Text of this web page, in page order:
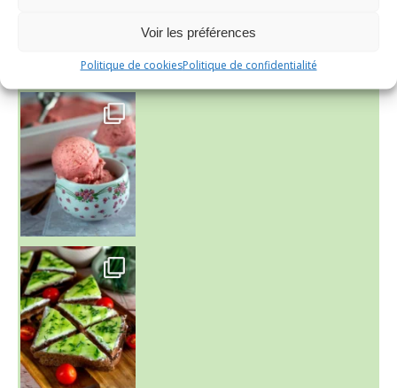
Voir les préférences
Politique de cookiesPolitique de confidentialité
~ NICE CREAM À LA FRAISE ~
Presque un mois que